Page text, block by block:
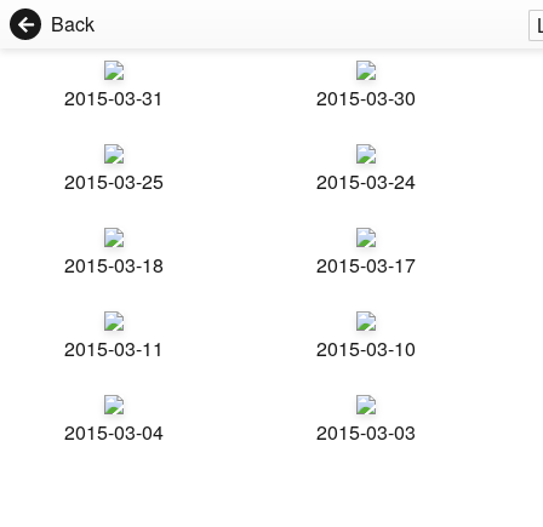
Back
2015-03-31 2015-03-30
2015-03-25 2015-03-24
2015-03-18 2015-03-17
2015-03-11 2015-03-10
2015-03-04 2015-03-03